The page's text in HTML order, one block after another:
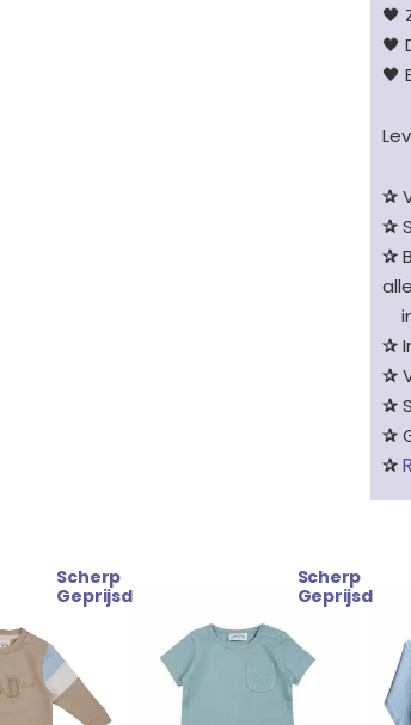
🖤
🖤
🖤
✰
✰
✰
✰
✰
✰
✰
✰
Scherp
Geprijsd
Scherp
Geprijsd